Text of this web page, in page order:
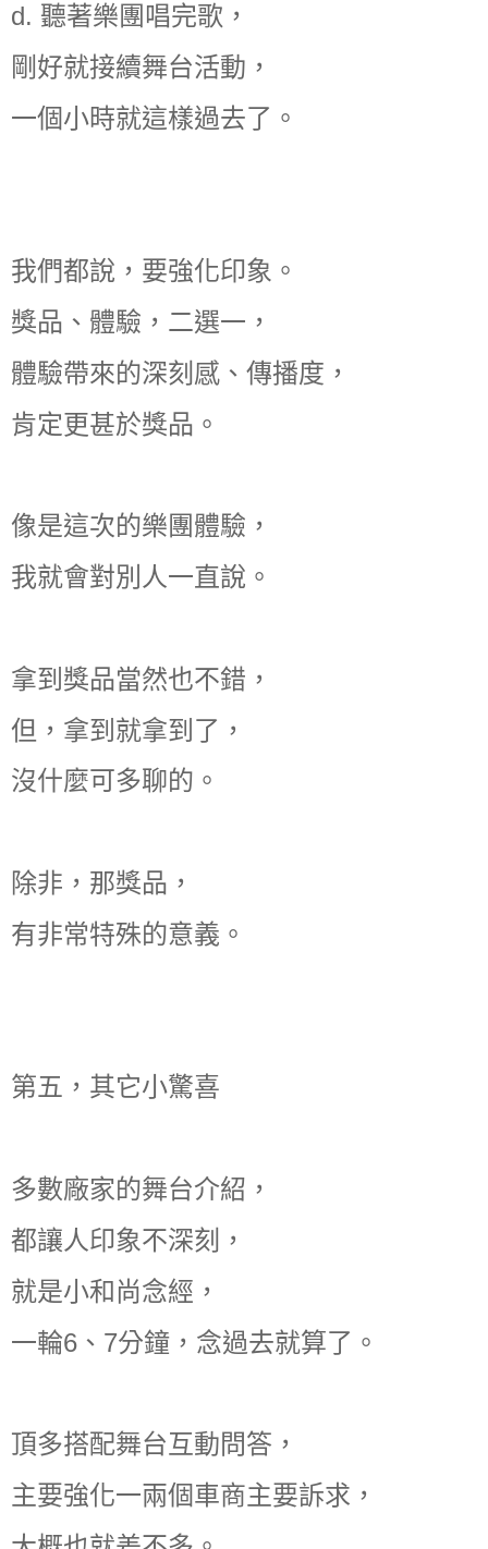
d. 聽著樂團唱完歌，
剛好就接續舞台活動，
一個小時就這樣過去了。
我們都說，要強化印象。
獎品、體驗，二選一，
體驗帶來的深刻感、傳播度，
肯定更甚於獎品。
像是這次的樂團體驗，
我就會對別人一直說。
拿到獎品當然也不錯，
但，拿到就拿到了，
沒什麼可多聊的。
除非，那獎品，
有非常特殊的意義。
第五，其它小驚喜
多數廠家的舞台介紹，
都讓人印象不深刻，
就是小和尚念經，
一輪6、7分鐘，念過去就算了。
頂多搭配舞台互動問答，
主要強化一兩個車商主要訴求，